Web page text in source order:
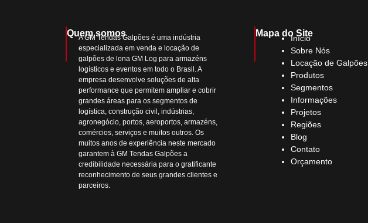
Quem somos
A GM Tendas Galpões é uma indústria
especializada em venda e locação de
galpões de lona GM Log para armazéns
logísticos e eventos em todo o Brasil. A
empresa desenvolve soluções de alta
performance que permitem ampliar e cobrir
grandes áreas para os segmentos de
logística, construção civil, indústrias,
agronegócio, portos, aeroportos, armazéns,
comércios, serviços e muitos outros. Os
muitos anos de experiência neste mercado
garantem à GM Tendas Galpões a
credibilidade necessária para o gratificante
reconhecimento de seus grandes clientes e
parceiros.
Mapa do Site
Início
Sobre Nós
Locação de Galpões
Produtos
Segmentos
Informações
Projetos
Regiões
Blog
Contato
Orçamento